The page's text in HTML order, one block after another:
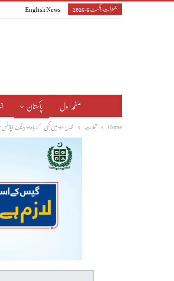
جمعرات, اگست 6, 2026 English News
صفحہ اول پاکستان
Home تجارت شرح سود میں کمی کے باوجود بینک ڈپازٹس